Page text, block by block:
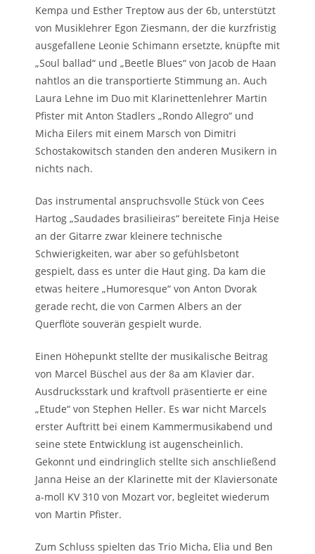
Kempa und Esther Treptow aus der 6b, unterstützt
von Musiklehrer Egon Ziesmann, der die kurzfristig
ausgefallene Leonie Schimann ersetzte, knüpfte mit
„Soul ballad“ und „Beetle Blues“ von Jacob de Haan
nahtlos an die transportierte Stimmung an. Auch
Laura Lehne im Duo mit Klarinettenlehrer Martin
Pfister mit Anton Stadlers „Rondo Allegro“ und
Micha Eilers mit einem Marsch von Dimitri
Schostakowitsch standen den anderen Musikern in
nichts nach.
Das instrumental anspruchsvolle Stück von Cees
Hartog „Saudades brasilieiras“ bereitete Finja Heise
an der Gitarre zwar kleinere technische
Schwierigkeiten, war aber so gefühlsbetont
gespielt, dass es unter die Haut ging. Da kam die
etwas heitere „Humoresque“ von Anton Dvorak
gerade recht, die von Carmen Albers an der
Querflöte souverän gespielt wurde.
Einen Höhepunkt stellte der musikalische Beitrag
von Marcel Büschel aus der 8a am Klavier dar.
Ausdrucksstark und kraftvoll präsentierte er eine
„Etude“ von Stephen Heller. Es war nicht Marcels
erster Auftritt bei einem Kammermusikabend und
seine stete Entwicklung ist augenscheinlich.
Gekonnt und eindringlich stellte sich anschließend
Janna Heise an der Klarinette mit der Klaviersonate
a-moll KV 310 von Mozart vor, begleitet wiederum
von Martin Pfister.
Zum Schluss spielten das Trio Micha, Elia und Ben